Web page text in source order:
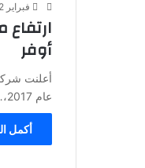
فبراير 22, 2018
أوفر
عام 2017،…
أكمل